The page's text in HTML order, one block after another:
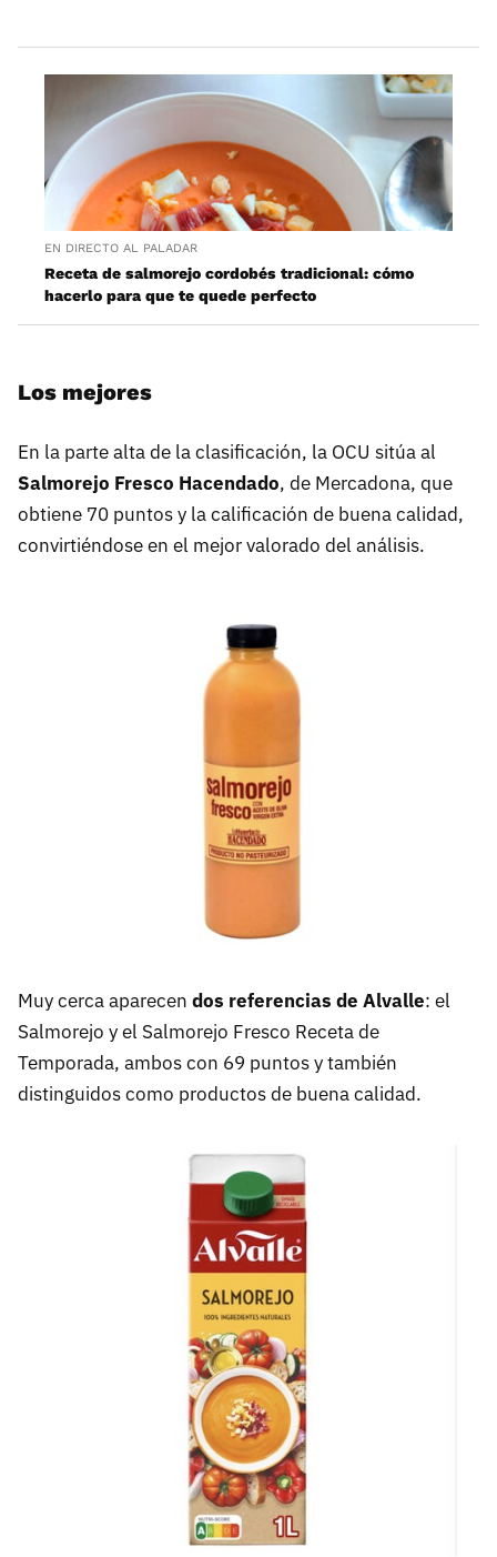
EN DIRECTO AL PALADAR
Receta de salmorejo cordobés tradicional: cómo
hacerlo para que te quede perfecto
Los mejores
En la parte alta de la clasificación, la OCU sitúa al
Salmorejo Fresco Hacendado, de Mercadona, que
obtiene 70 puntos y la calificación de buena calidad,
convirtiéndose en el mejor valorado del análisis.
Muy cerca aparecen dos referencias de Alvalle: el
Salmorejo y el Salmorejo Fresco Receta de
Temporada, ambos con 69 puntos y también
distinguidos como productos de buena calidad.